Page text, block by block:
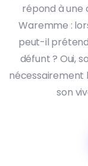
répond à une
Waremme :
peut-il
défunt ? Oui,
nécessairement
son